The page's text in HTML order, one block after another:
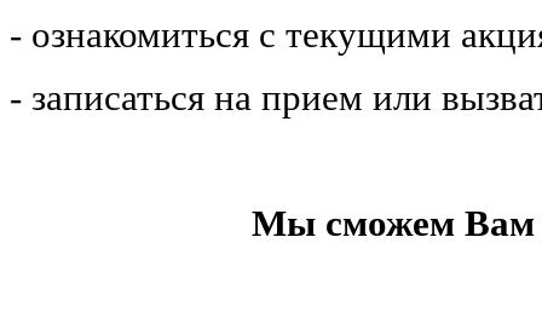
- ознакомиться с текущими
- записаться на прием или
Мы сможем Вам